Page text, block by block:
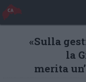
«Sulla
la
merita